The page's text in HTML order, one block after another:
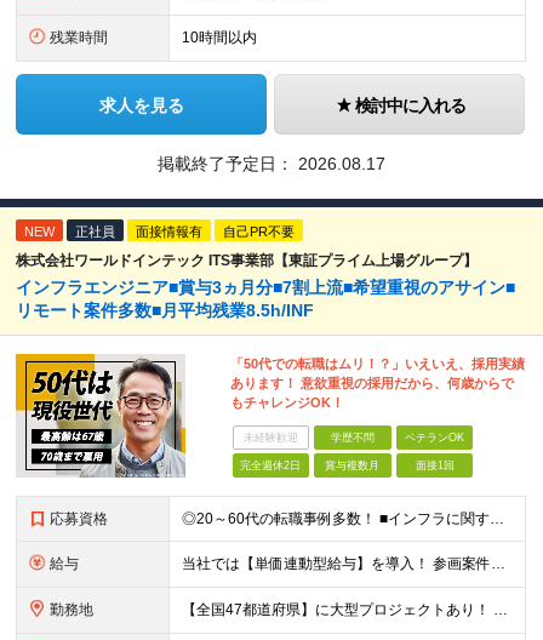
残業時間 10時間以内
求人を見る 検討中に入れる
掲載終了予定日： 2026.08.17
NEW 正社員 面接情報有 自己PR不要
株式会社ワールドインテック ITS事業部【東証プライム上場グループ】
インフラエンジニア■賞与3ヵ月分■7割上流■希望重視のアサイン■
リモート案件多数■月平均残業8.5h/INF
「50代での転職はムリ！？」いえいえ、採用実績
あります！ 意欲重視の採用だから、何歳からで
もチャレンジOK！
未経験歓迎 学歴不問 ベテランOK
完全週休2日 賞与複数月 面接1回
応募資格 ◎20～60代の転職事例多数！ ■インフラに関する何らかのご経験 ■学歴不問/転職回数は一切不問！
給与 当社では【単価連動型給与】を導入！ 参画案件の契約単価に連動して給与が決定。 還元率は単価の【70％～80％】と東証プライム上場グループとして高水準です！（社会保険料・教育コスト含む） ■関東：月給
勤務地 【全国47都道府県】に大型プロジェクトあり！ 主要勤務地： 北海道/宮城県/栃木県/埼玉県/千葉県/東京都/神奈川県/愛知県/大阪府/京都府/兵庫県/広島県/福岡県/熊本県 ※勤務エリアは、あなたの